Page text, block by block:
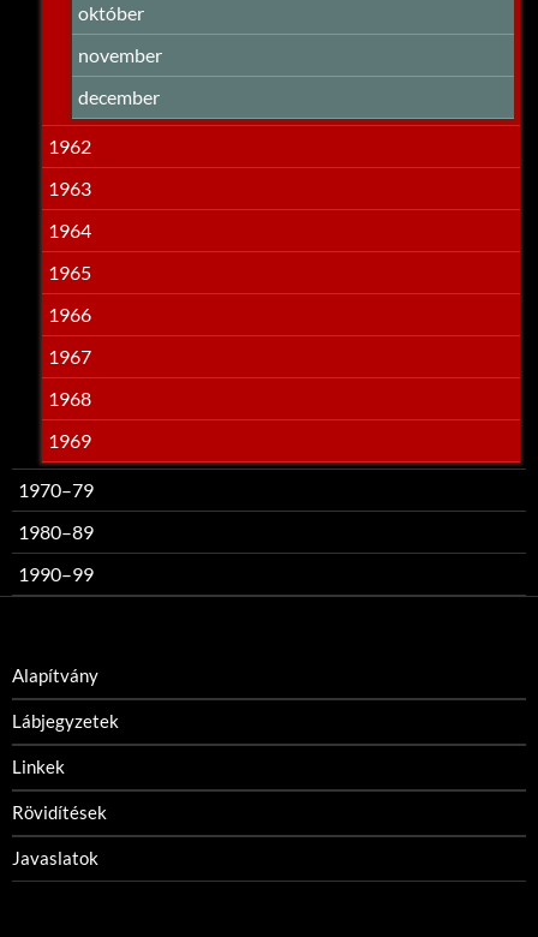
október
november
december
1962
1963
1964
1965
1966
1967
1968
1969
1970–79
1980–89
1990–99
Alapítvány
Lábjegyzetek
Linkek
Rövidítések
Javaslatok